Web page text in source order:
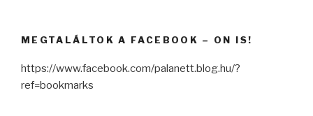
MEGTALÁLTOK A FACEBOOK – ON IS!
https://www.facebook.com/palanett.blog.hu/?
ref=bookmarks